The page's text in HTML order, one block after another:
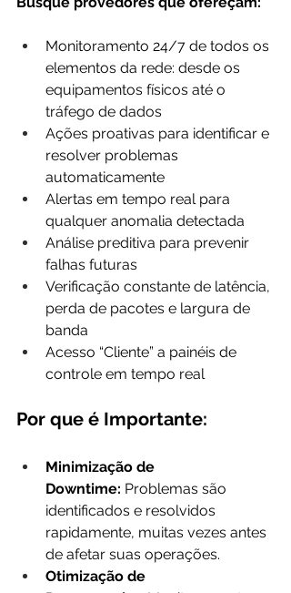
Monitoramento 24/7 de todos os
elementos da rede: desde os
equipamentos físicos até o
tráfego de dados
Ações proativas para identificar e
resolver problemas
automaticamente
Alertas em tempo real para
qualquer anomalia detectada
Análise preditiva para prevenir
falhas futuras
Verificação constante de latência,
perda de pacotes e largura de
banda
Acesso “Cliente” a painéis de
controle em tempo real
Por que é Importante:
Minimização de
Downtime: Problemas são
identificados e resolvidos
rapidamente, muitas vezes antes
de afetar suas operações.
Otimização de